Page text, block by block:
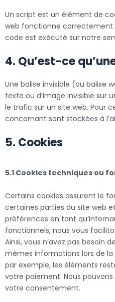
Un script est un élément de
web fonctionne correctement
code est exécuté sur notre
4. Qu’est-ce
Une balise invisible (ou balise
texte ou d’image invisible sur
le trafic sur un site web. Pour
concernant sont stockées à
5. Cookies
5.1 Cookies techniques ou
Certains cookies assurent le
certaines parties du site web
préférences en tant
fonctionnels, nous vous
Ainsi, vous n’avez pas besoin
mêmes informations lors de
par exemple, les éléments
votre paiement. Nous
votre consentement.